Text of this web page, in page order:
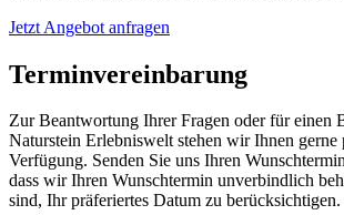
Jetzt Angebot anfragen
Terminvereinbarung
Zur Beantwortung Ihrer Fragen oder für einen
Naturstein Erlebniswelt stehen wir Ihnen gerne
Verfügung. Senden Sie uns Ihren
dass wir Ihren Wunschtermin unverbindlich
sind, Ihr präferiertes Datum zu berücksichtigen.